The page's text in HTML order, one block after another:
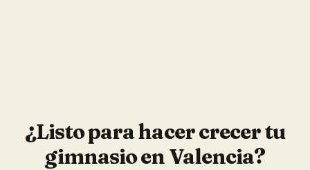
¿Listo para hacer crecer tu
gimnasioenValencia?